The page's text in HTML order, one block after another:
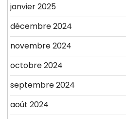
janvier 2025
décembre 2024
novembre 2024
octobre 2024
septembre 2024
août 2024